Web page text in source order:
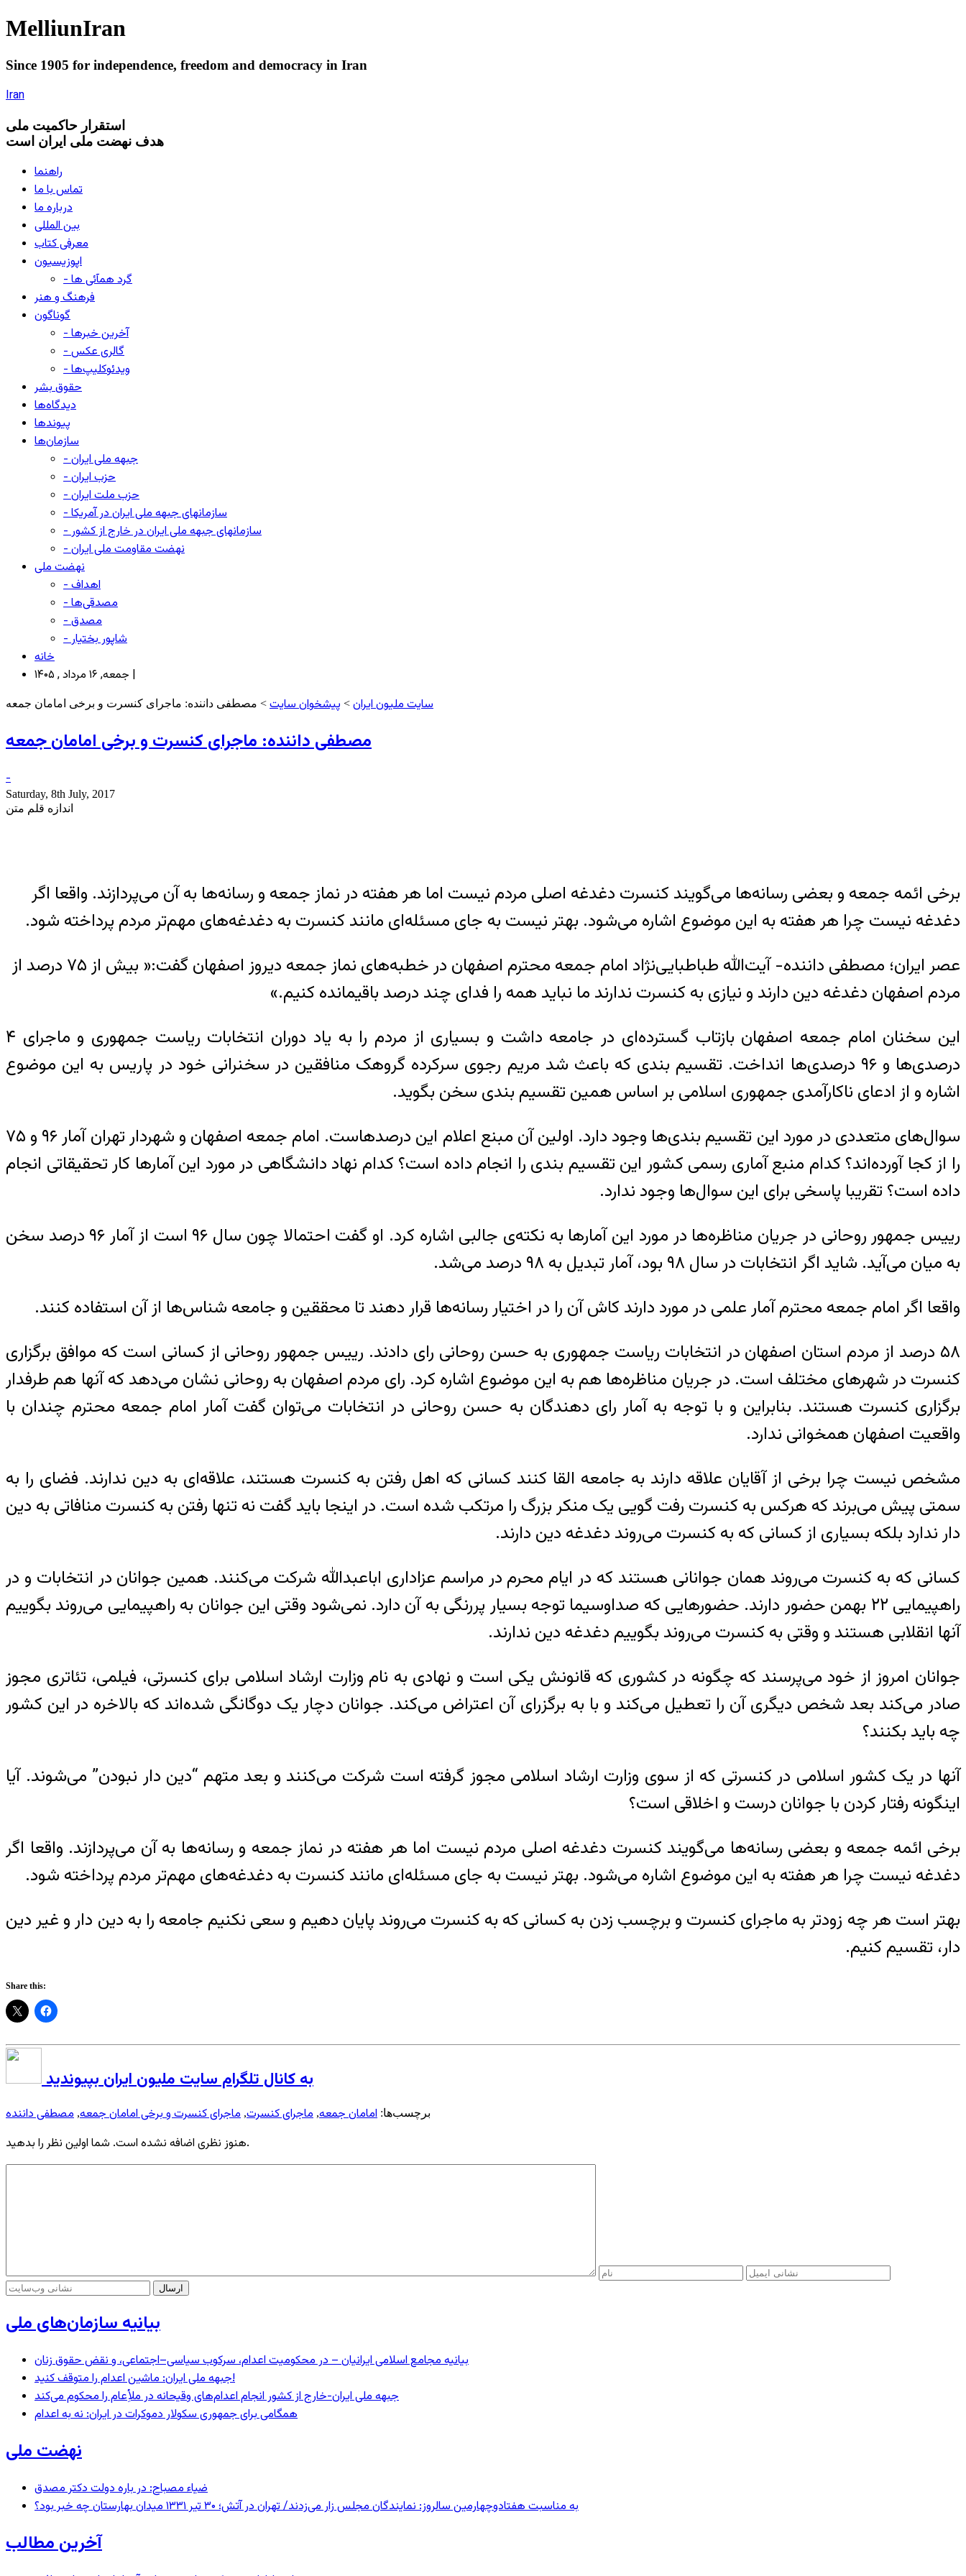
MelliunIran
Since 1905 for independence, freedom and democracy in Iran
Iran
استقرار حاکميت ملی
هدف نهضت ملی ایران است
راهنما
تماس با ما
درباره ما
بین المللی
معرفی کتاب
اپوزیسیون
- گرد همآئی ها
فرهنگ و هنر
گوناگون
- آخرین خبرها
- گالری عکس
- ویدئوکلیپ‌ها
حقوق بشر
دیدگاه‌ها
پیوندها
سازمان‌ها
- جبهه ملی ایران
- حزب ایران
- حزب ملت ایران
- سازمانهای جبهه ملی ایران در آمریکا
- سازمانهای جبهه ملی ایران در خارج از کشور
- نهضت مقاومت ملی ایران
نهضت ملی
- اهداف
- مصدقی‌ها
- مصدق
- شاپور بختیار
خانه
جمعه, ۱۶ مرداد , ۱۴۰۵ |
سایت ملیون ایران > پیشخوان سایت > مصطفی داننده: ماجرای کنسرت و برخی امامان جمعه
مصطفی داننده: ماجرای کنسرت و برخی امامان جمعه
-
Saturday, 8th July, 2017
اندازه قلم متن
برخی ائمه جمعه و بعضی رسانه‌ها می‌گویند کنسرت دغدغه اصلی مردم نیست اما هر هفته در نماز جمعه و رسانه‌ها به آن می‌پردازند. واقعا اگر
دغدغه نیست چرا هر هفته به این موضوع اشاره می‌شود. بهتر نیست به جای مسئله‌ای مانند کنسرت به دغدغه‌های مهم‌تر مردم پرداخته شود.
عصر ایران؛ مصطفی داننده- آیت‌الله طباطبایی‌نژاد امام جمعه محترم اصفهان در خطبه‌های نماز جمعه دیروز اصفهان گفت:«
بیش از ۷۵ درصد از
مردم اصفهان دغدغه دین دارند و نیازی به کنسرت ندارند ما نباید همه را فدای چند درصد باقیمانده کنیم.»
این سخنان امام جمعه اصفهان بازتاب گسترده‌ای در جامعه داشت و بسیاری از مردم را به یاد دوران انتخابات ریاست جمهوری و ماجرای ۴
درصدی‌ها و ۹۶ درصدی‌ها انداخت. تقسیم بندی که باعث شد مریم رجوی سرکرده گروهک منافقین در سخنرانی خود در پاریس به این موضوع
اشاره و از ادعای ناکارآمدی جمهوری اسلامی بر اساس همین تقسیم بندی سخن بگوید.
سوال‌های متعددی در مورد این تقسیم بندی‌ها وجود دارد. اولین آن مبنع اعلام این درصدهاست. امام جمعه اصفهان و شهردار تهران آمار ۹۶ و ۷۵
را از کجا آورده‌اند؟ کدام منبع آماری رسمی کشور این تقسیم بندی را انجام داده است؟ کدام نهاد دانشگاهی در مورد این آمارها کار تحقیقاتی انجام
داده است؟ تقریبا پاسخی برای این سوال‌ها وجود ندارد.
رییس جمهور روحانی در جریان مناظره‌ها در مورد این آمارها به نکته‌ی جالبی اشاره کرد. او گفت احتمالا چون سال ۹۶ است از آمار ۹۶ درصد سخن
به میان می‌آید. شاید اگر انتخابات در سال ۹۸ بود، آمار تبدیل به ۹۸ درصد می‌شد.
واقعا اگر امام جمعه محترم آمار علمی در مورد دارند کاش آن را در اختیار رسانه‌ها قرار دهند تا محققین و جامعه شناس‌ها از آن استفاده کنند.
۵۸ درصد از مردم استان اصفهان در انتخابات ریاست جمهوری به حسن روحانی رای دادند. رییس جمهور روحانی از کسانی است که موافق برگزاری
کنسرت در شهرهای مختلف است. در جریان مناظره‌ها هم به این موضوع اشاره کرد. رای مردم اصفهان به روحانی نشان می‌دهد که آنها هم طرفدار
برگزاری کنسرت هستند. بنابراین و با توجه به آمار رای دهندگان به حسن روحانی در انتخابات می‌توان گفت آمار امام جمعه محترم چندان با
واقعیت اصفهان همخوانی ندارد.
مشخص نیست چرا برخی از آقایان علاقه دارند به جامعه القا کنند کسانی که اهل رفتن به کنسرت هستند، علاقه‌ای به دین ندارند. فضای را به
سمتی پیش می‌برند که هرکس به کنسرت رفت گویی یک منکر بزرگ را مرتکب شده است. در اینجا باید گفت نه تنها رفتن به کنسرت منافاتی به دین
دار ندارد بلکه بسیاری از کسانی که به کنسرت می‌روند دغدغه دین دارند.
کسانی که به کنسرت می‌روند همان جوانانی هستند که در ایام محرم در مراسم عزاداری اباعبدالله شرکت می‌کنند. همین جوانان در انتخابات و در
راهپیمایی ۲۲ بهمن حضور دارند. حضورهایی که صداوسیما توجه بسیار پررنگی به آن دارد. نمی‌شود وقتی این جوانان به راهپیمایی می‌روند بگوییم
آنها انقلابی هستند و وقتی به کنسرت می‌روند بگوییم دغدغه دین ندارند.
جوانان امروز از خود می‌پرسند که چگونه در کشوری که قانونش یکی است و نهادی به نام وزارت ارشاد اسلامی برای کنسرتی، فیلمی، تئاتری مجوز
صادر می‌کند بعد شخص دیگری آن را تعطیل می‌کند و با به برگزرای آن اعتراض می‌کند. جوانان دچار یک دوگانگی شده‌اند که بالاخره در این کشور
چه باید بکنند؟
آنها در یک کشور اسلامی در کنسرتی که از سوی وزارت ارشاد اسلامی مجوز گرفته است شرکت می‌کنند و بعد متهم “دین دار نبودن” می‌شوند. آیا
اینگونه رفتار کردن با جوانان درست و اخلاقی است؟
برخی ائمه جمعه و بعضی رسانه‌ها می‌گویند کنسرت دغدغه اصلی مردم نیست اما هر هفته در نماز جمعه و رسانه‌ها به آن می‌پردازند. واقعا اگر
دغدغه نیست چرا هر هفته به این موضوع اشاره می‌شود. بهتر نیست به جای مسئله‌ای مانند کنسرت به دغدغه‌های مهم‌تر مردم پرداخته شود.
بهتر است هر چه زودتر به ماجرای کنسرت و برچسب زدن به کسانی که به کنسرت می‌روند پایان دهیم و سعی نکنیم جامعه را به دین دار و غیر دین
دار، تقسیم کنیم.
Share this:
به کانال تلگرام سایت ملیون ایران بپیوندید
برچسب‌ها: امامان جمعه, ماجرای کنسرت, ماجرای کنسرت و برخی امامان جمعه, مصطفی داننده
هنوز نظری اضافه نشده است. شما اولین نظر را بدهید.
بیانیه سازمان‌های ملی
بیانیه مجامع اسلامی ایرانیان – در محکومیت اعدام، سرکوب سیاسی–اجتماعی، و نقض حقوق زنان
جبهه ملی ایران: ماشین اعدام را متوقف کنید!
جبهه ملی ایران-خارج از کشور انجام اعدام‌های وقیحانه در ملأِعام را محکوم می‌کند
همگامی برای جمهوری سکولار دموکرات در ایران: نه به اعدام
نهضت ملی
ضیاء مصباح: در باره دولت دکتر مصدق
به مناسبت هفتادوچهارمین سالروز: نمایندگان مجلس زار می‌زدند/ تهران در آتش؛ ۳۰ تیر ۱۳۳۱ میدان بهارستان چه خبر بود؟
آخرین مطالب